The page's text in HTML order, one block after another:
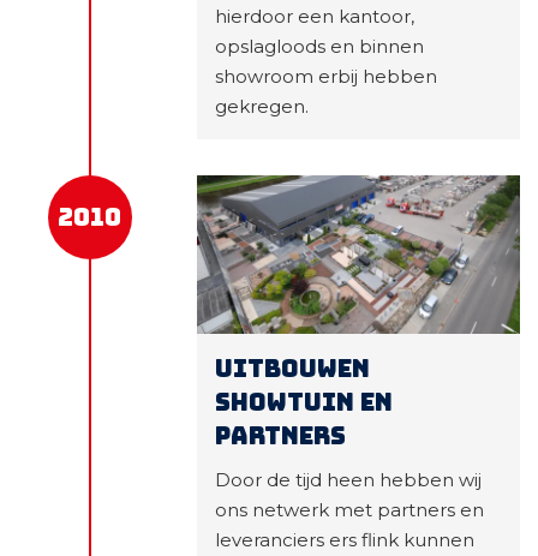
hierdoor een kantoor,
opslagloods en binnen
showroom erbij hebben
gekregen.
2010
Uitbouwen
showtuin en
partners
Door de tijd heen hebben wij
ons netwerk met partners en
leveranciers ers flink kunnen